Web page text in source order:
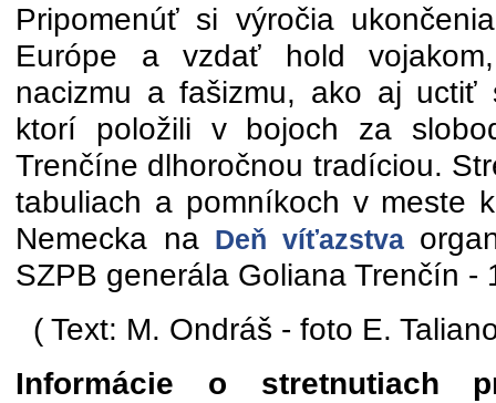
Pripomenúť si výročia
Európe a vzdať hold
nacizmu a fašizmu, ako aj uctiť
ktorí položili v bojoch za
Trenčíne dlhoročnou tradíciou.
tabuliach a pomníkoch v meste
Nemecka na Deň víťazstva
SZPB generála Goliana Trenčín -
( Text: M. Ondráš - foto E.
Informácie o stretnutiach